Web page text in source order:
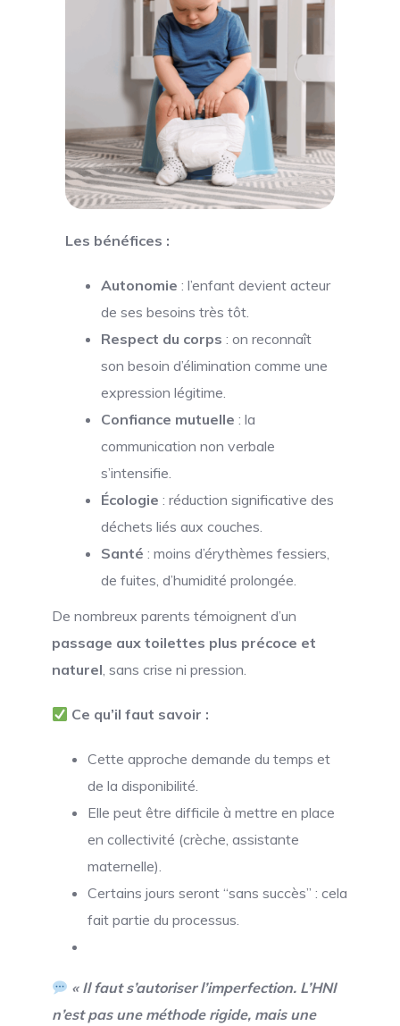
Les bénéfices :
Autonomie : l’enfant devient acteur
de ses besoins très tôt.
Respect du corps : on reconnaît
son besoin d’élimination comme une
expression légitime.
Confiance mutuelle : la
communication non verbale
s’intensifie.
Écologie : réduction significative des
déchets liés aux couches.
Santé : moins d’érythèmes fessiers,
de fuites, d’humidité prolongée.
De nombreux parents témoignent d’un
passage aux toilettes plus précoce et
naturel, sans crise ni pression.
Ce qu’il faut savoir :
Cette approche demande du temps et
de la disponibilité.
Elle peut être difficile à mettre en place
en collectivité (crèche, assistante
maternelle).
Certains jours seront “sans succès” : cela
fait partie du processus.
« Il faut s’autoriser l’imperfection. L’HNI
n’est pas une méthode rigide, mais une